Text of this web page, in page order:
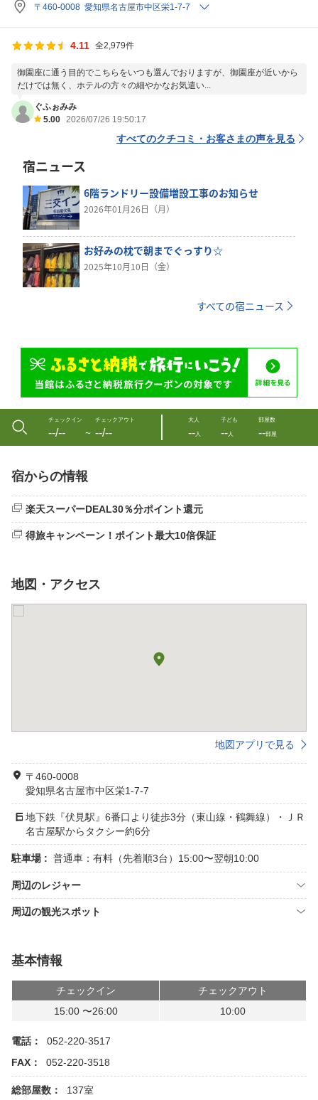
〒460-0008 愛知県名古屋市中区栄1-7-7
4.11 全2,979件
御園座に通う目的でこちらをいつも選んでおりますが、御園座が近いから
だけでは無く、ホテルの方々の細やかなお気遣い...
ぐふぉみみ
5.00 2026/07/26 19:50:17
すべてのクチコミ・お客さまの声を見る
宿ニュース
6階ランドリー設備増設工事のお知らせ
2026年01月26日（月）
お好みの枕で朝までぐっすり☆
2025年10月10日（金）
すべての宿ニュース
チェックイン
--/-- 〜
チェックアウト
--/--
大人
--人
子ども
--人
部屋数
--部屋
宿からの情報
楽天スーパーDEAL30％分ポイント還元
得旅キャンペーン！ポイント最大10倍保証
地図・アクセス
地図アプリで見る
〒460-0008
愛知県名古屋市中区栄1-7-7
地下鉄『伏見駅』6番口より徒歩3分（東山線・鶴舞線）・ＪＲ
名古屋駅からタクシー約6分
駐車場 : 普通車：有料（先着順3台）15:00〜翌朝10:00
周辺のレジャー
周辺の観光スポット
基本情報
チェックイン
チェックアウト
15:00 〜26:00
10:00
電話：
052-220-3517
FAX：
052-220-3518
総部屋数： 137室